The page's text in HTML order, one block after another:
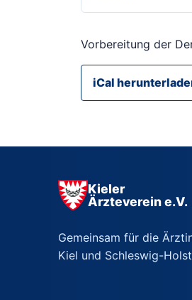
Vorbereitung der
iCal
Kieler
Ärzteverein e.V.
Gemeinsam für die
Kiel und Schleswig-